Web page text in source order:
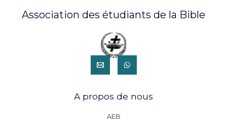
Association des étudiants de la Bible
A propos de nous
AEB